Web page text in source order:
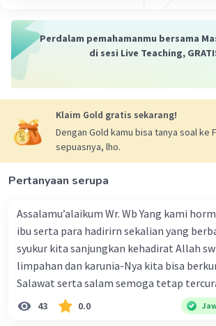
Perdalam pemahamanmu bersama
di sesi Live Teaching,
Klaim Gold gratis sekarang!
Dengan Gold kamu bisa tanya soal ke
sepuasnya, lho.
Pertanyaan serupa
Assalamu’alaikum Wr. Wb Yang kami
ibu serta para hadirirn sekalian yang
syukur kita sanjungkan kehadirat Allah
limpahan dan karunia-Nya kita bisa
Salawat serta salam semoga tetap
junjungan Nabi besar Muhammad saw,
menyiarkan agama yang haq, yakni
43 0.0